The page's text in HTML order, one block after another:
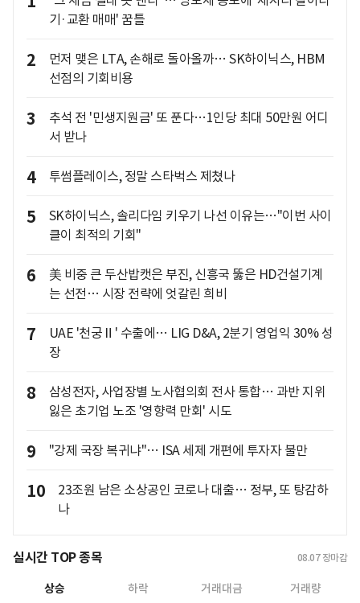
기·교환 매매' 꿈틀
2
먼저 맺은 LTA, 손해로 돌아올까… SK하이닉스, HBM
선점의 기회비용
3
추석 전 '민생지원금' 또 푼다…1인당 최대 50만원 어디
서 받나
4 투썸플레이스, 정말 스타벅스 제쳤나
5
SK하이닉스, 솔리다임 키우기 나선 이유는…"이번 사이
클이 최적의 기회"
6
美 비중 큰 두산밥캣은 부진, 신흥국 뚫은 HD건설기계
는 선전… 시장 전략에 엇갈린 희비
7
UAE '천궁Ⅱ' 수출에… LIG D&A, 2분기 영업익 30% 성
장
8
삼성전자, 사업장별 노사협의회 전사 통합… 과반 지위
잃은 초기업 노조 '영향력 만회' 시도
9 "강제 국장 복귀냐"… ISA 세제 개편에 투자자 불만
10
23조원 남은 소상공인 코로나 대출… 정부, 또 탕감하
나
실시간 TOP 종목 08.07 장마감
상승 하락 거래대금 거래량